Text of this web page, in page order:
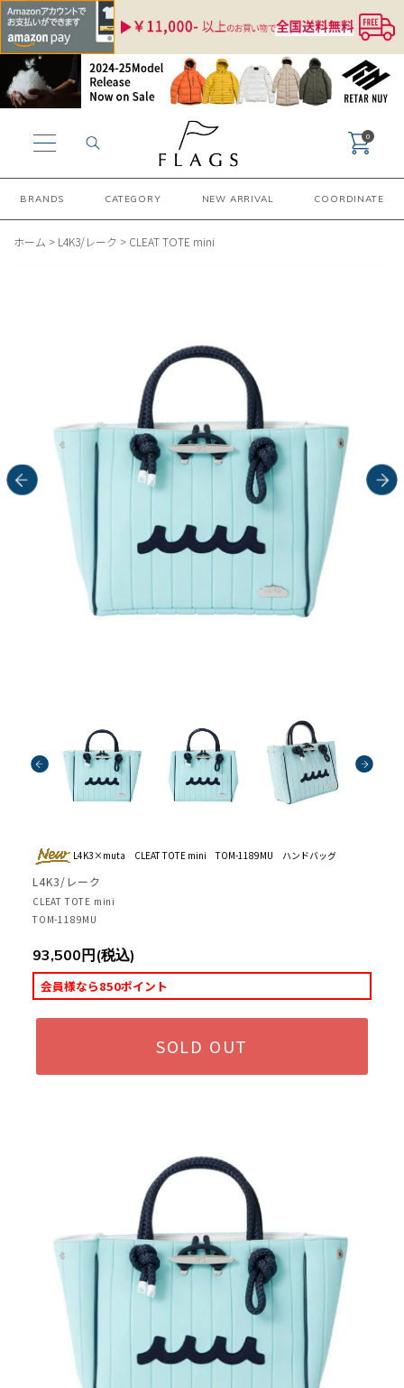
BRANDS CATEGORY NEW ARRIVAL COORDINATE
0
ホーム > L4K3/レーク > CLEAT TOTE mini
L4K3×muta CLEAT TOTE mini TOM-1189MU ハンドバッグ
L4K3/レーク
CLEAT TOTE mini
TOM-1189MU
93,500円(税込)
会員様なら850ポイント
SOLD OUT